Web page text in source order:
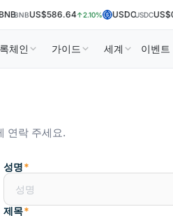
BNBUS$586.64↑2.10% USDCUSDC
체인 가이드 세계 이벤트
연락 주세요.
성명*
제목*